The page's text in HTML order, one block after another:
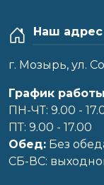
Наш адрес
г. Мозырь, ул.
График
ПН-ЧТ: 9.00 -
ПТ: 9.00 - 17.00
Обед: Без
CБ-ВС: